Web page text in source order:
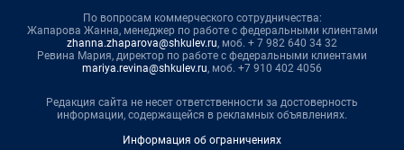
По вопросам коммерческого сотрудничества:
Жапарова Жанна, менеджер по работе с федеральными клиентами
zhanna.zhaparova@shkulev.ru, моб. + 7 982 640 34 32
Ревина Мария, директор по работе с федеральными клиентами
mariya.revina@shkulev.ru, моб. +7 910 402 4056
Редакция сайта не несет ответственности за достоверность
информации, содержащейся в рекламных объявлениях.
Информация об ограничениях